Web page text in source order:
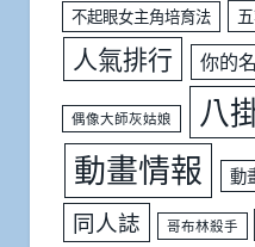
不起眼女主角培育法
人氣排行 你的
偶像大師灰姑娘 八
動畫情報 動
同人誌 哥布林殺手